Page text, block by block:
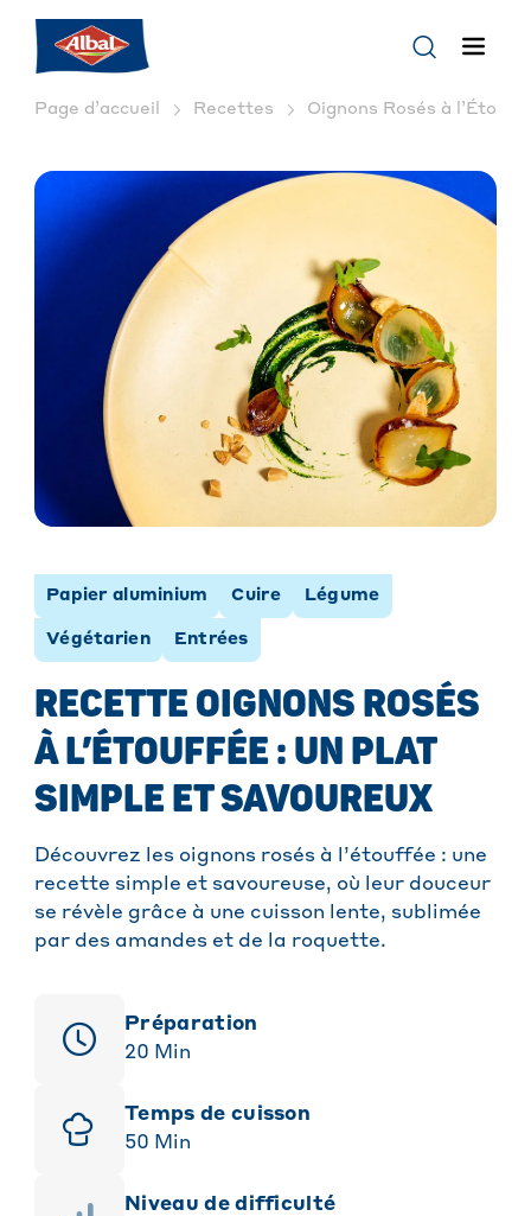
Page d’accueil Recettes Oignons Rosés à
Papier aluminium Cuire Légume
Végétarien Entrées
RECETTE OIGNONS ROSÉS
À L’ÉTOUFFÉE : UN PLAT
SIMPLE ET SAVOUREUX
Découvrez les oignons rosés à l’étouffée : une
recette simple et savoureuse, où leur douceur
se révèle grâce à une cuisson lente, sublimée
par des amandes et de la roquette.
Préparation
20 Min
Temps de cuisson
50 Min
niveau de difficulté